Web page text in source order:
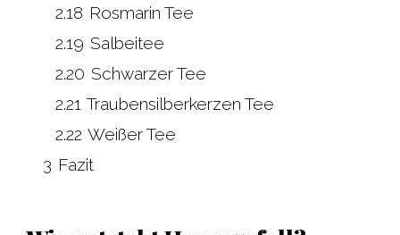
2.18 Rosmarin Tee
2.19 Salbeitee
2.20 Schwarzer Tee
2.21 Traubensilberkerzen Tee
2.22 Weißer Tee
3 Fazit